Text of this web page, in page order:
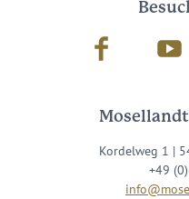
Facebook
Kordelweg 1 |
+49